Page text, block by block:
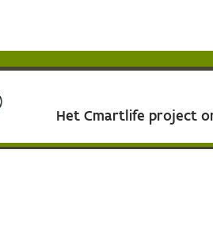
Het Cmartlife project